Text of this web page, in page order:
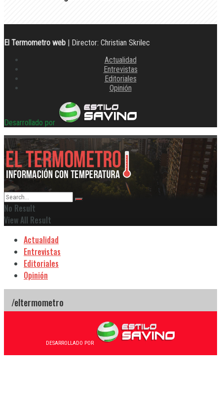
El Termometro web | Director: Christian Skrilec
Actualidad
Entrevistas
Editoriales
Opinión
Desarrollado por
No Result
View All Result
Actualidad
Entrevistas
Editoriales
Opinión
DESARROLLADO POR